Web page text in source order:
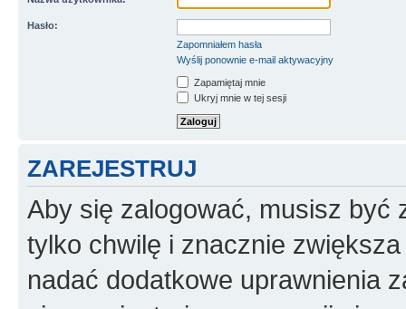
Hasło:
Zapomniałem hasła
Wyślij ponownie e-mail aktywacyjny
Zapamiętaj mnie
Ukryj mnie w tej sesji
ZAREJESTRUJ
Aby się zalogować, musisz być
tylko chwilę i znacznie
nadać dodatkowe uprawnienia